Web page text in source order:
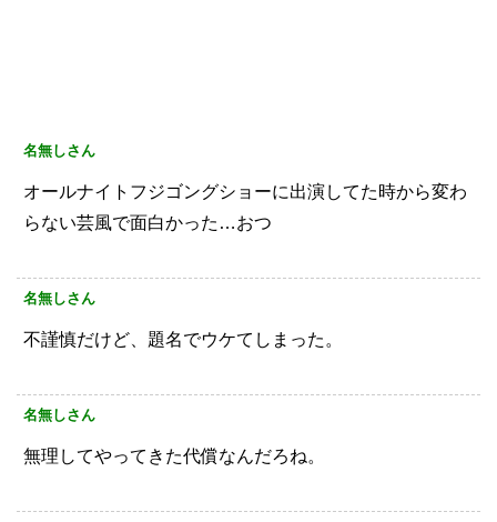
名無しさん
オールナイトフジゴングショーに出演してた時から変わ
らない芸風で面白かった…おつ
名無しさん
不謹慎だけど、題名でウケてしまった。
名無しさん
無理してやってきた代償なんだろね。